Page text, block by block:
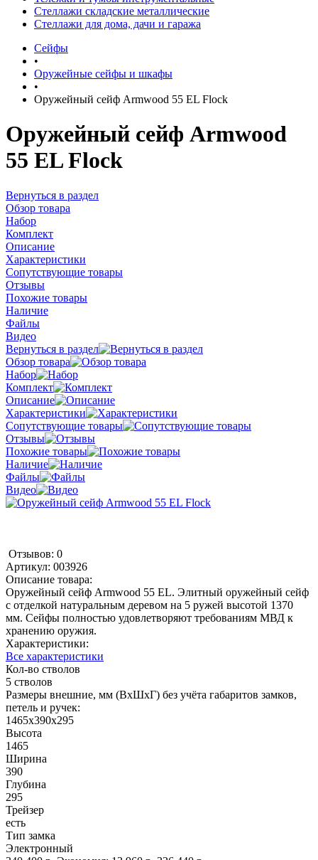
Стеллажи складские металлические
Стеллажи для дома, дачи и гаража
Сейфы
•
Оружейные сейфы и шкафы
•
Оружейный сейф Armwood 55 EL Flock
Оружейный сейф Armwood
55 EL Flock
Вернуться в раздел
Обзор товара
Набор
Комплект
Описание
Характеристики
Сопутствующие товары
Отзывы
Похожие товары
Наличие
Файлы
Видео
Вернуться в раздел
Обзор товара
Набор
Комплект
Описание
Характеристики
Сопутствующие товары
Отзывы
Похожие товары
Наличие
Файлы
Видео
Отзывов: 0
Артикул: 003926
Описание товара:
Оружейный сейф Armwood 55 EL. Элитный оружейный сейф
с отделкой натуральным деревом на 5 ружей высотой 1370
мм. Сейфы полностью удовлетворяют требованиям МВД к
хранению оружия.
Характеристики:
Все характеристики
Кол-во стволов
5 стволов
Размеры внешние, мм (ВхШхГ) без учёта габаритов замков,
петель и ручек:
1465х390х295
Высота
1465
Ширина
390
Глубина
295
Трейзер
есть
Тип замка
Электронный